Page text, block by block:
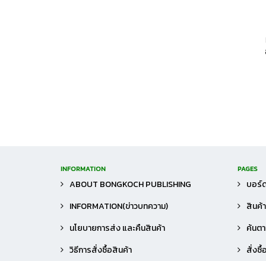
INFORMATION
ABOUT BONGKOCH PUBLISHING
INFORMATION(ข่าวบทความ)
นโยบายการส่ง และคืนสินค้า
วิธีการสั่งซื้อสินค้า
PAGES
บอร์
สินค้
ค้นต
สั่งซื้